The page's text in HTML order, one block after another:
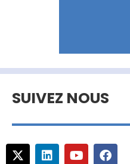
SUIVEZ NOUS